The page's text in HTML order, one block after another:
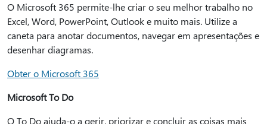
O Microsoft 365 permite-lhe criar o seu melhor trabalho no
Excel, Word, PowerPoint, Outlook e muito mais. Utilize a
caneta para anotar documentos, navegar em apresentações e
desenhar diagramas.
Obter o Microsoft 365
Microsoft To Do
O To Do ajuda-o a gerir, priorizar e concluir as coisas mais